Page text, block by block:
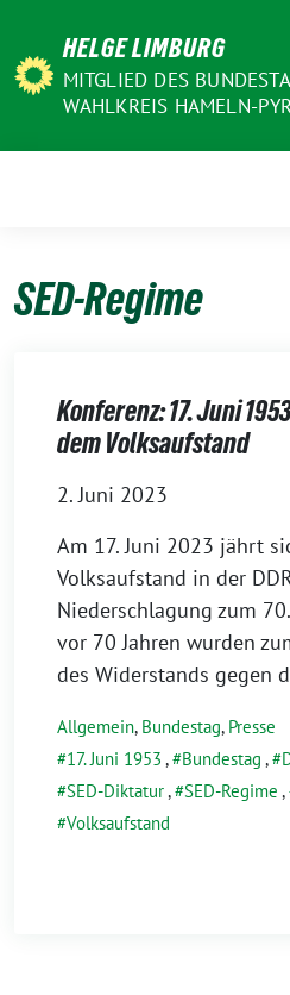
Inhalt
HELGE LIMBURG
MITGLIED DES
WAHLKREIS HAMELN-
SED-Regime
Konferenz: 17. Juni
dem Volksaufstand
2. Juni 2023
Am 17. Juni 2023 jährt
Volksaufstand in der
Niederschlagung zum
vor 70 Jahren wurden
des Widerstands gegen
Allgemein, Bundestag, Presse
17. Juni 1953 , Bundestag ,
SED-Diktatur, SED-Regime ,
Volksaufstand